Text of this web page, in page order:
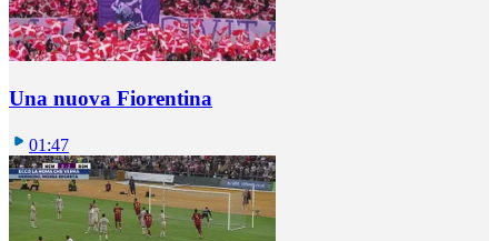
Una nuova Fiorentina
01:47